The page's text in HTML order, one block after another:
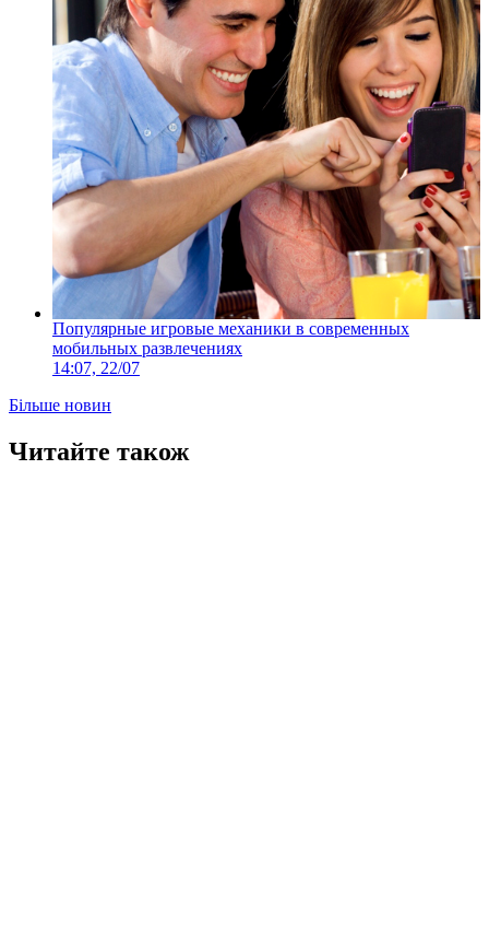
Популярные игровые механики в современных
мобильных развлечениях
14:07, 22/07
Більше новин
Читайте також